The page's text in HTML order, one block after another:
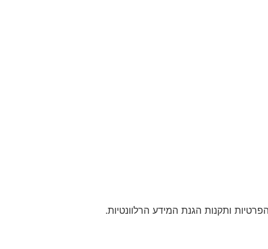
ותקנות הגנת המידע הרלוונטיות.